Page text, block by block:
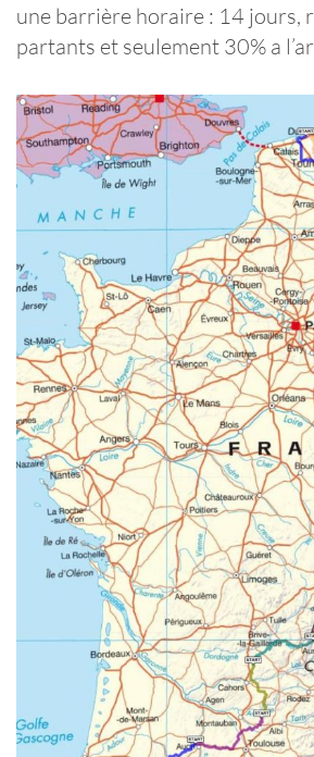
une barrière horaire : 14 jours,
partants et seulement 30% a